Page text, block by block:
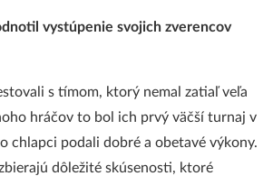
vystúpenie svojich zverencov
s tímom, ktorý nemal zatiaľ veľa
hráčov to bol ich prvý väčší turnaj v
chlapci podali dobré a obetavé výkony.
dôležité skúsenosti, ktoré